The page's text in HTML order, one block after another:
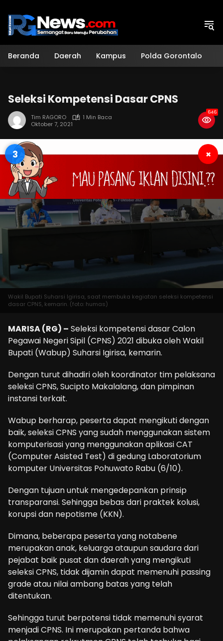
konten
Beranda Daerah Kampus Polda Gorontalo
Seleksi Kompetensi Dasar CPNS
Tim RAGORO
1 Min Baca
Oktober 7, 2021
646
2 ×
Wakil Bupati Suharsi Igirisa, saat membuka kegiatan seleksi kompetensi
dasar CPNS, kemarin. (foto: humas)
MARISA (RG) – Seleksi kompetensi dasar Calon
Pegawai Negeri Sipil (CPNS) 2021 dibuka oleh Wakil
Bupati (Wabup) Suharsi Igirisa, kemarin.
Dengan turut dihadiri oleh koordinator tim pelaksana
seleksi CPNS, Sucipto Makalalang, dan pimpinan
instansi terkait.
Wabup berharap, peserta dapat mengikuti dengan
baik, seleksi CPNS yang sudah menggunakan sistem
komputerisasi yang menggunakan aplikasi CAT
(Computer Asisted Test) di gedung Laboratorium
komputer Universitas Pohuwato Rabu (6/10).
Dengan tujuan untuk mengedepankan prinsip
transparansi. Sehingga bebas dari praktek kolusi,
korupsi dan nepotisme (KKN).
Dimana, beberapa peserta yang notabene
merupakan anak, keluarga ataupun saudara dari
pejabat baik pusat dan daerah yang mengikuti
seleksi CPNS, tidak dijamin dapat memenuhi passing
grade atau nilai ambang batas yang telah
ditentukan.
Sehingga turut berpotensi tidak memenuhi syarat
menjadi CPNS. Ini merupakan pertanda bahwa